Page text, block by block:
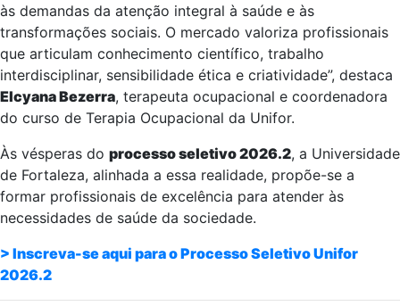
às demandas da atenção integral à saúde e às
transformações sociais. O mercado valoriza profissionais
que articulam conhecimento científico, trabalho
interdisciplinar, sensibilidade ética e criatividade”, destaca
Elcyana Bezerra, terapeuta ocupacional e coordenadora
do curso de Terapia Ocupacional da Unifor.
Às vésperas do processo seletivo 2026.2, a Universidade
de Fortaleza, alinhada a essa realidade, propõe-se a
formar profissionais de excelência para atender às
necessidades de saúde da sociedade.
> Inscreva-se aqui para o Processo Seletivo Unifor
2026.2